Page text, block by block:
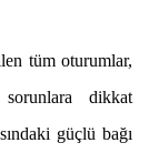
tüm oturumlar,
sorunlara dikkat
güçlü bağı